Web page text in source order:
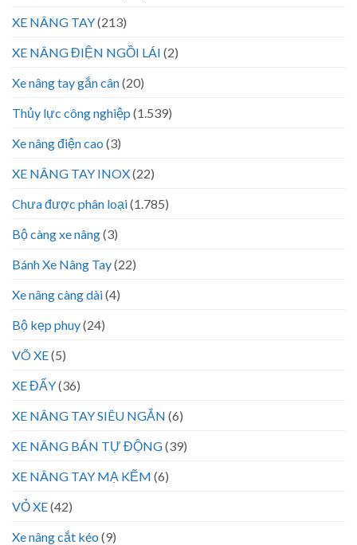
XE NÂNG TAY(213)
XE NÂNG ĐIỆN NGỒI LÁI (2)
Xe nâng tay gắn cân(20)
Thủy lực công nghiệp (1.539)
Xe nâng điện cao (3)
XE NÂNG TAY INOX(22)
Chưa được phân loại(1.785)
Bộ càng xe nâng(3)
Bánh Xe Nâng Tay(22)
Xe nâng càng dài(4)
Bộ kẹp phuy(24)
VÕ XE(5)
XE ĐẨY(36)
XE NÂNG TAY SIÊU NGẮN (6)
XE NÂNG BÁN TỰ ĐỘNG(39)
XE NÂNG TAY MẠ KẼM (6)
VỎ XE(42)
Xe nâng cắt kéo (9)